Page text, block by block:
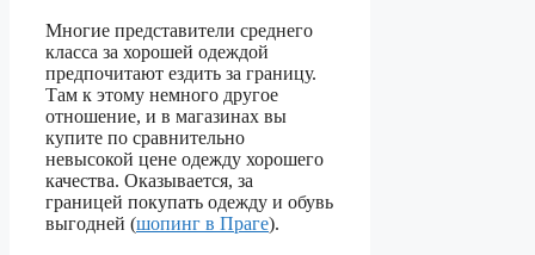
Многие представители среднего
класса за хорошей одеждой
предпочитают ездить за границу.
Там к этому немного другое
отношение, и в магазинах вы
купите по сравнительно
невысокой цене одежду хорошего
качества. Оказывается, за
границей покупать одежду и обувь
выгодней (шопинг в Праге).